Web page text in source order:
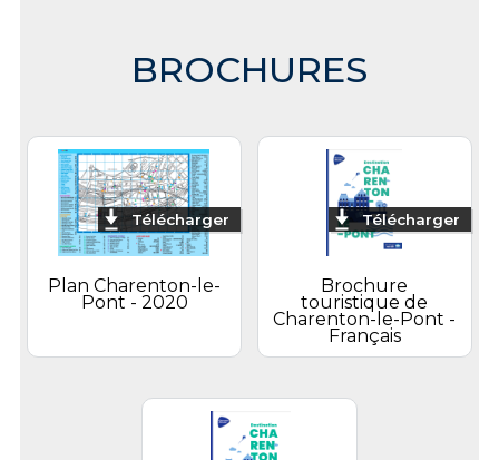
BROCHURES
Télécharger
Plan Charenton-le-
Pont - 2020
Télécharger
Brochure
touristique de
Charenton-le-Pont -
Français